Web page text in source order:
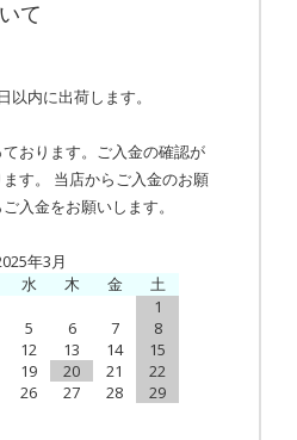
て
以内に出荷します。
おります。ご入金の確認が
す。 当店からご入金のお願
入金をお願いします。
年3月
水 木 金
土
1
5 6 7
8
12 13 14
15
19 20 21
22
26 27 28
29